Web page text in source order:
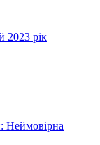
2023 рік
Неймовірна